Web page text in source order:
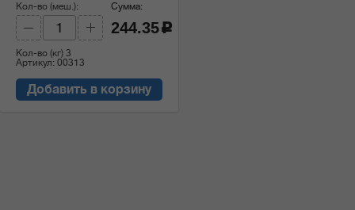
Кол-во (меш.):
Кол-во (кг) 3
Артикул: 00313
Сумма:
244.35c
Добавить в корзину